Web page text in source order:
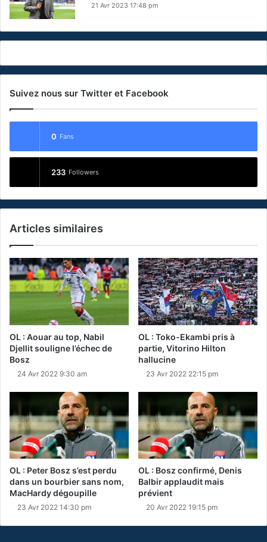
21 Avr 2023 17:48 pm
Suivez nous sur Twitter et Facebook
0 Fans
233 Followers
Articles similaires
OL : Aouar au top, Nabil
Djellit souligne l’échec de
Bosz
24 Avr 2022 9:30 am
OL : Toko-Ekambi pris à
partie, Vitorino Hilton
hallucine
23 Avr 2022 22:15 pm
OL : Peter Bosz s’est perdu
dans un bourbier sans nom,
MacHardy dégoupille
23 Avr 2022 14:30 pm
OL : Bosz confirmé, Denis
Balbir applaudit mais
prévient
20 Avr 2022 19:15 pm